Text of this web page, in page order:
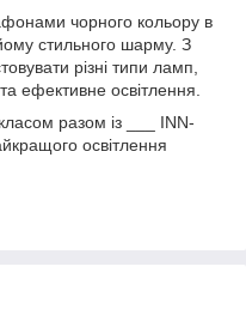
чорного кольору в
стильного шарму. З
різні типи ламп,
ефективне освітлення.
разом із ___ INN-
освітлення